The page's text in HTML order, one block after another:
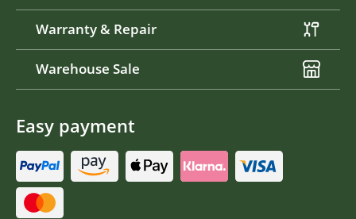
Warranty & Repair
Warehouse Sale
Easy payment